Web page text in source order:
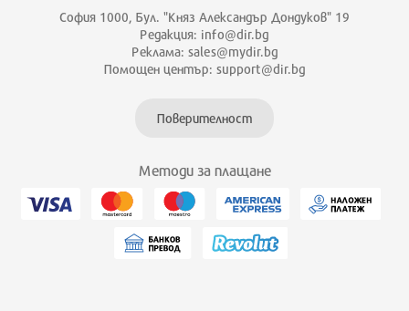
София 1000, Бул. "Княз Александър Дондуков" 19
Редакция: info@dir.bg
Реклама: sales@mydir.bg
Помощен център: support@dir.bg
Поверителност
Методи за плащане